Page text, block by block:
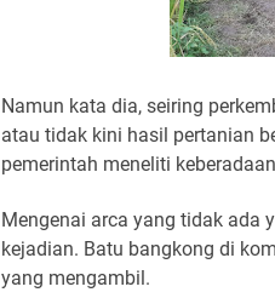
Namun kata dia, seiring
atau tidak kini hasil pertanian
pemerintah meneliti
Mengenai arca yang tidak ada
kejadian. Batu bangkong di
yang mengambil.